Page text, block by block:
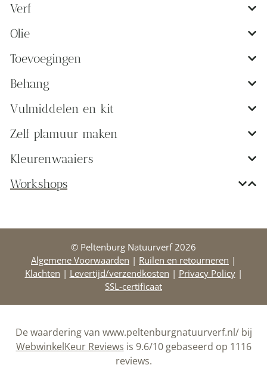
Verf
Olie
Toevoegingen
Behang
Vulmiddelen en kit
Zelf plamuur maken
Kleurenwaaiers
Workshops
© Peltenburg Natuurverf 2026
Algemene Voorwaarden | Ruilen en retourneren |
Klachten | Levertijd/verzendkosten | Privacy Policy|
SSL-certificaat
De waardering van www.peltenburgnatuurverf.nl/ bij
WebwinkelKeur Reviews is 9.6/10 gebaseerd op 1116
reviews.